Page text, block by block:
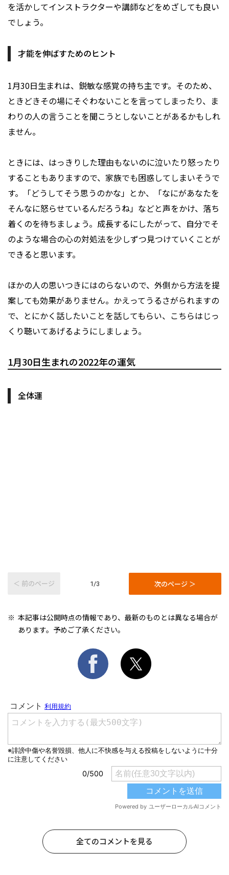
を活かしてインストラクターや講師などをめざしても良い
でしょう。
才能を伸ばすためのヒント
1月30日生まれは、鋭敏な感覚の持ち主です。そのため、
ときどきその場にそぐわないことを言ってしまったり、ま
わりの人の言うことを聞こうとしないことがあるかもしれ
ません。
ときには、はっきりした理由もないのに泣いたり怒ったり
することもありますので、家族でも困惑してしまいそうで
す。「どうしてそう思うのかな」とか、「なにがあなたを
そんなに怒らせているんだろうね」などと声をかけ、落ち
着くのを待ちましょう。成長するにしたがって、自分でそ
のような場合の心の対処法を少しずつ見つけていくことが
できると思います。
ほかの人の思いつきにはのらないので、外側から方法を提
案しても効果がありません。かえってうるさがられますの
で、とにかく話したいことを話してもらい、こちらはじっ
くり聴いてあげるようにしましょう。
1月30日生まれの2022年の運気
全体運
＜ 前のページ 1/3 次のページ ＞
本記事は公開時点の情報であり、最新のものとは異なる場合が
あります。予めご了承ください。
全てのコメントを見る